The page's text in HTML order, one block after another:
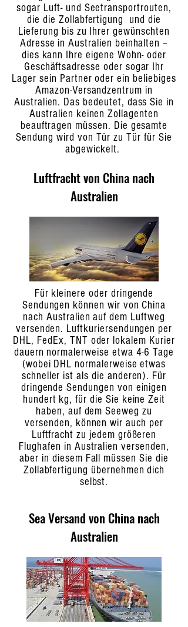
sogar Luft- und Seetransportrouten,
die die Zollabfertigung und die
Lieferung bis zu Ihrer gewünschten
Adresse in Australien beinhalten –
dies kann Ihre eigene Wohn- oder
Geschäftsadresse oder sogar Ihr
Lager sein Partner oder ein beliebiges
Amazon-Versandzentrum in
Australien. Das bedeutet, dass Sie in
Australien keinen Zollagenten
beauftragen müssen. Die gesamte
Sendung wird von Tür zu Tür für Sie
abgewickelt.
Luftfracht von China nach
Australien
Für kleinere oder dringende
Sendungen können wir von China
nach Australien auf dem Luftweg
versenden. Luftkuriersendungen per
DHL, FedEx, TNT oder lokalem Kurier
dauern normalerweise etwa 4-6 Tage
(wobei DHL normalerweise etwas
schneller ist als die anderen). Für
dringende Sendungen von einigen
hundert kg, für die Sie keine Zeit
haben, auf dem Seeweg zu
versenden, können wir auch per
Luftfracht zu jedem größeren
Flughafen in Australien versenden,
aber in diesem Fall müssen Sie die
Zollabfertigung übernehmen dich
selbst.
Sea Versand von China nach
Australien